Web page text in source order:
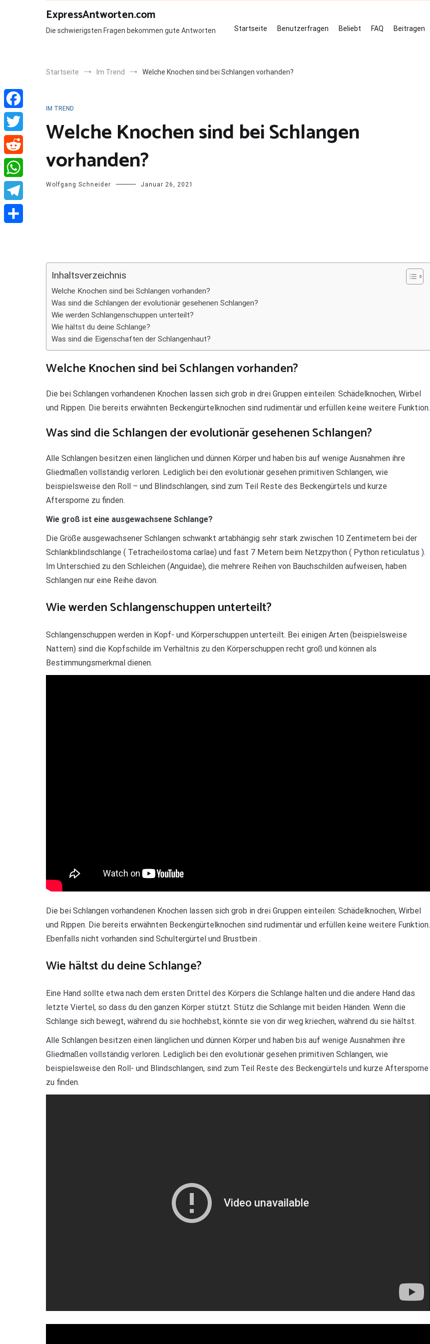
ExpressAntworten.com
Die schwierigsten Fragen bekommen gute Antworten Startseite Benutzerfragen Beliebt FAQ Beitragen
Startseite Im Trend Welche Knochen sind bei Schlangen vorhanden?
IM TREND
Welche Knochen sind bei Schlangen
vorhanden?
Wolfgang Schneider Januar 26, 2021
Inhaltsverzeichnis
Welche Knochen sind bei Schlangen vorhanden?
Was sind die Schlangen der evolutionär gesehenen Schlangen?
Wie werden Schlangenschuppen unterteilt?
Wie hältst du deine Schlange?
Was sind die Eigenschaften der Schlangenhaut?
Welche Knochen sind bei Schlangen vorhanden?
Die bei Schlangen vorhandenen Knochen lassen sich grob in drei Gruppen einteilen: Schädelknochen, Wirbel
und Rippen. Die bereits erwähnten Beckengürtelknochen sind rudimentär und erfüllen keine weitere Funktion.
Was sind die Schlangen der evolutionär gesehenen Schlangen?
Alle Schlangen besitzen einen länglichen und dünnen Körper und haben bis auf wenige Ausnahmen ihre
Gliedmaßen vollständig verloren. Lediglich bei den evolutionär gesehen primitiven Schlangen, wie
beispielsweise den Roll – und Blindschlangen, sind zum Teil Reste des Beckengürtels und kurze
Aftersporne zu finden.
Wie groß ist eine ausgewachsene Schlange?
Die Größe ausgewachsener Schlangen schwankt artabhängig sehr stark zwischen 10 Zentimetern bei der
Schlankblindschlange ( Tetracheilostoma carlae) und fast 7 Metern beim Netzpython ( Python reticulatus ).
Im Unterschied zu den Schleichen (Anguidae), die mehrere Reihen von Bauchschilden aufweisen, haben
Schlangen nur eine Reihe davon.
Wie werden Schlangenschuppen unterteilt?
Schlangenschuppen werden in Kopf- und Körperschuppen unterteilt. Bei einigen Arten (beispielsweise
Nattern) sind die Kopfschilde im Verhältnis zu den Körperschuppen recht groß und können als
Bestimmungsmerkmal dienen.
Die bei Schlangen vorhandenen Knochen lassen sich grob in drei Gruppen einteilen: Schädelknochen, Wirbel
und Rippen. Die bereits erwähnten Beckengürtelknochen sind rudimentär und erfüllen keine weitere Funktion.
Ebenfalls nicht vorhanden sind Schultergürtel und Brustbein .
Wie hältst du deine Schlange?
Eine Hand sollte etwa nach dem ersten Drittel des Körpers die Schlange halten und die andere Hand das
letzte Viertel, so dass du den ganzen Körper stützt. Stütz die Schlange mit beiden Händen. Wenn die
Schlange sich bewegt, während du sie hochhebst, könnte sie von dir weg kriechen, während du sie hältst.
Alle Schlangen besitzen einen länglichen und dünnen Körper und haben bis auf wenige Ausnahmen ihre
Gliedmaßen vollständig verloren. Lediglich bei den evolutionär gesehen primitiven Schlangen, wie
beispielsweise den Roll- und Blindschlangen, sind zum Teil Reste des Beckengürtels und kurze Aftersporne
zu finden.
Facebook
Twitter
Reddit
WhatsApp
Telegram